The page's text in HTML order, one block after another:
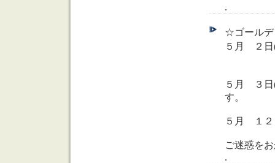
.
☆ゴールデ
５月 ２日
５月 ３日
す。
５月 １
ご迷惑を
.